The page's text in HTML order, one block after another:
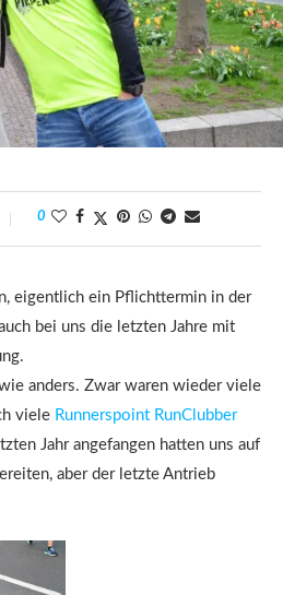
0
eigentlich ein Pflichttermin in der
bei uns die letzten Jahre mit
anders. Zwar waren wieder viele
viele Runnerspoint RunClubber
Jahr angefangen hatten uns auf
aber der letzte Antrieb